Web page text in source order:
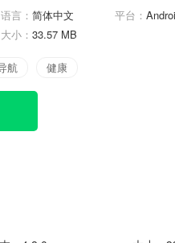
语言： 简体中文 平台：
大小： 33.57 MB
航 健康